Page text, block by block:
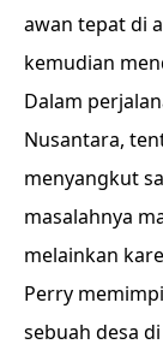
awan tepat di
kemudian
Dalam
Nusantara,
menyangkut
masalahnya
melainkan
Perry
sebuah desa